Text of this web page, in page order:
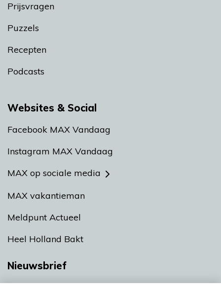
Prijsvragen
Puzzels
Recepten
Podcasts
Websites & Social
Facebook MAX Vandaag
Instagram MAX Vandaag
MAX op sociale media
MAX vakantieman
Meldpunt Actueel
Heel Holland Bakt
Nieuwsbrief